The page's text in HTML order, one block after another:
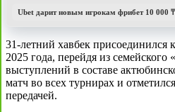
Ubet дарит новым игрокам фрибет 10 000 ₸
31-летний хавбек
2025 года, перейдя из семейского
выступлений в составе
матч во всех турнирах и
передачей.